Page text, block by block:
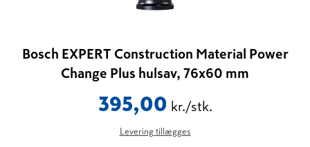
Bosch EXPERT Construction Material Power
Change Plus hulsav, 76x60 mm
395,00 kr./stk.
Levering tillægges